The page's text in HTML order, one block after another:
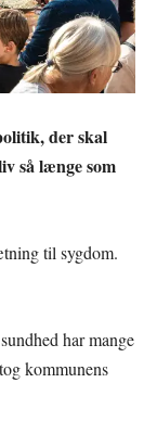
der skal
så længe som
til sygdom.
har mange
kommunens